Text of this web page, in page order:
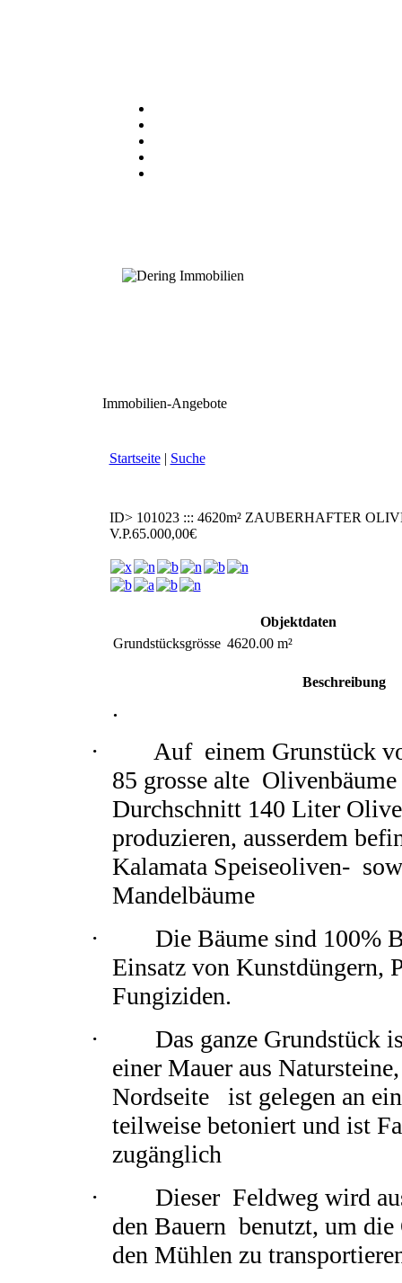
Immobilien-Angebote
Startseite| Suche
ID> 101023 ::: 4620m² ZAUBERHAFTER
V.P.65.000,00€
Objektdaten
Grundstücksgrösse 4620.00 m²
Beschreibung
.
· Auf einem Grunstück
85 grosse alte
Durchschnitt 140 Liter
produzieren, ausserdem
Kalamata Speiseoliven-
Mandelbäume
· Die Bäume sind 100%
Einsatz von Kunstdüngern,
Fungiziden.
· Das ganze Grundstück
einer Mauer aus
Nordseite ist gelegen an
teilweise betoniert und ist
zugänglich
· Dieser Feldweg wird
den Bauern benutzt, um die
den Mühlen zu